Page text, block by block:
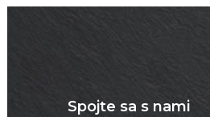
Spojte sa s nami